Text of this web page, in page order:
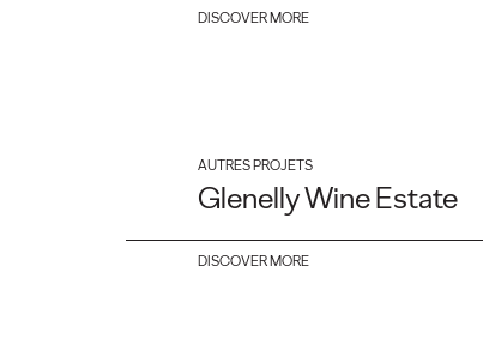
DISCOVER MORE
AUTRES PROJETS
Glenelly Wine Estate
DISCOVER MORE